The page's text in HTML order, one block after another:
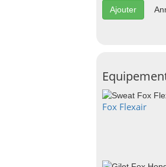
Fox Flexair